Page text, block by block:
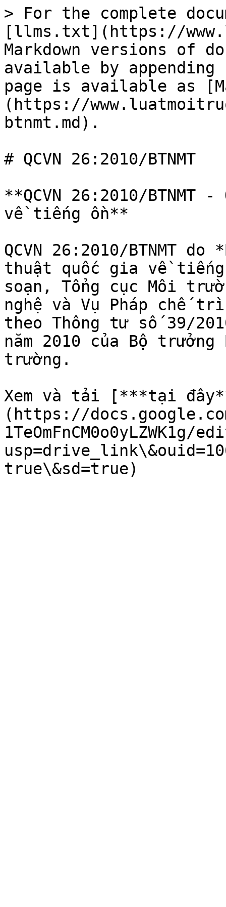
> For the complete
[llms.txt](https://
Markdown versions of
available by
page is available as
(https://
btnmt.md).
# QCVN 26:2010/BTNMT
**QCVN 26:2010/
về tiếng ồn**
QCVN 26:2010/BTNMT
thuật quốc gia về
soạn, Tổng cục Môi
nghệ và Vụ Pháp chế
theo Thông tư số 39/
năm 2010 của Bộ
trường.
Xem và tải [***tại
(https://
1TeOmFnCM0o0yLZWK1g/